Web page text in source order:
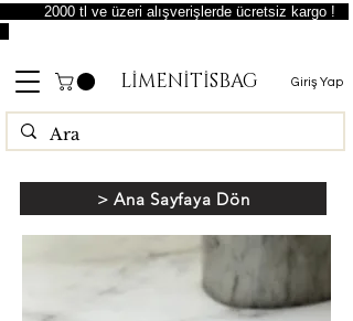
LİMENİTİSBAG Giriş Yap
2000 tl ve üzeri alışverişlerde ücretsiz kargo !
> Ana Sayfaya Dön